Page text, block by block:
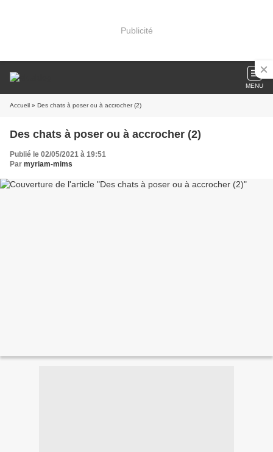
Publicité
MENU
Accueil » Des chats à poser ou à accrocher (2)
Des chats à poser ou à accrocher (2)
Publié le 02/05/2021 à 19:51
Par myriam-mims